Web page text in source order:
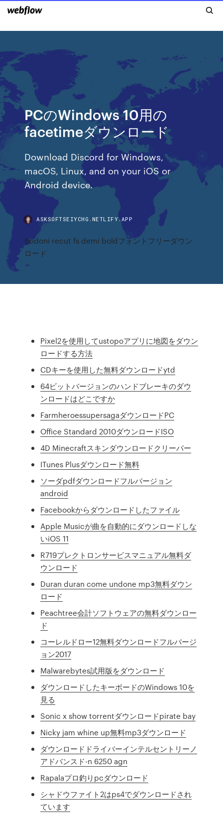
PCのWindows 10用の
facetimeダウンロード
Download Discord for Windows,
macOS, Linux, and on your iOS or
Android device.
ASKSOFTSEIYCHG.NETLIFY.APP
Bodoni recut fs demi boldフォントフリーダウン
ロード
Pixel2を使用してustopoアプリに地図をダウン
ロードする方法
CDキーを使用した無料ダウンロードytd
64ビットバージョンのハンドブレーキのダウ
ンロードはどこですか
FarmheroessupersagaダウンロードPC
Office Standard 2010ダウンロードISO
4D Minecraftスキンダウンロードクリーパー
ITunes Plusダウンロード無料
ソーダpdfダウンロードフルバージョン
android
Facebookからダウンロードしたファイル
Apple Musicが曲を自動的にダウンロードしな
いiOS 11
R719プレクトロンサービスマニュアル無料ダ
ウンロード
Duran duran come undone mp3無料ダウン
ロード
Peachtree会計ソフトウェアの無料ダウンロー
ド
コーレルドロー12無料ダウンロードフルバージ
ョン2017
Malwarebytes試用版をダウンロード
ダウンロードしたキーボードのWindows 10を
見る
Sonic x show torrentダウンロードpirate bay
Nicky jam whine up無料mp3ダウンロード
ダウンロードドライバーインテルセントリーノ
アドバンスド-n 6250 agn
Rapalaプロ釣りpcダウンロード
シャドウファイト2はps4でダウンロードされ
ています